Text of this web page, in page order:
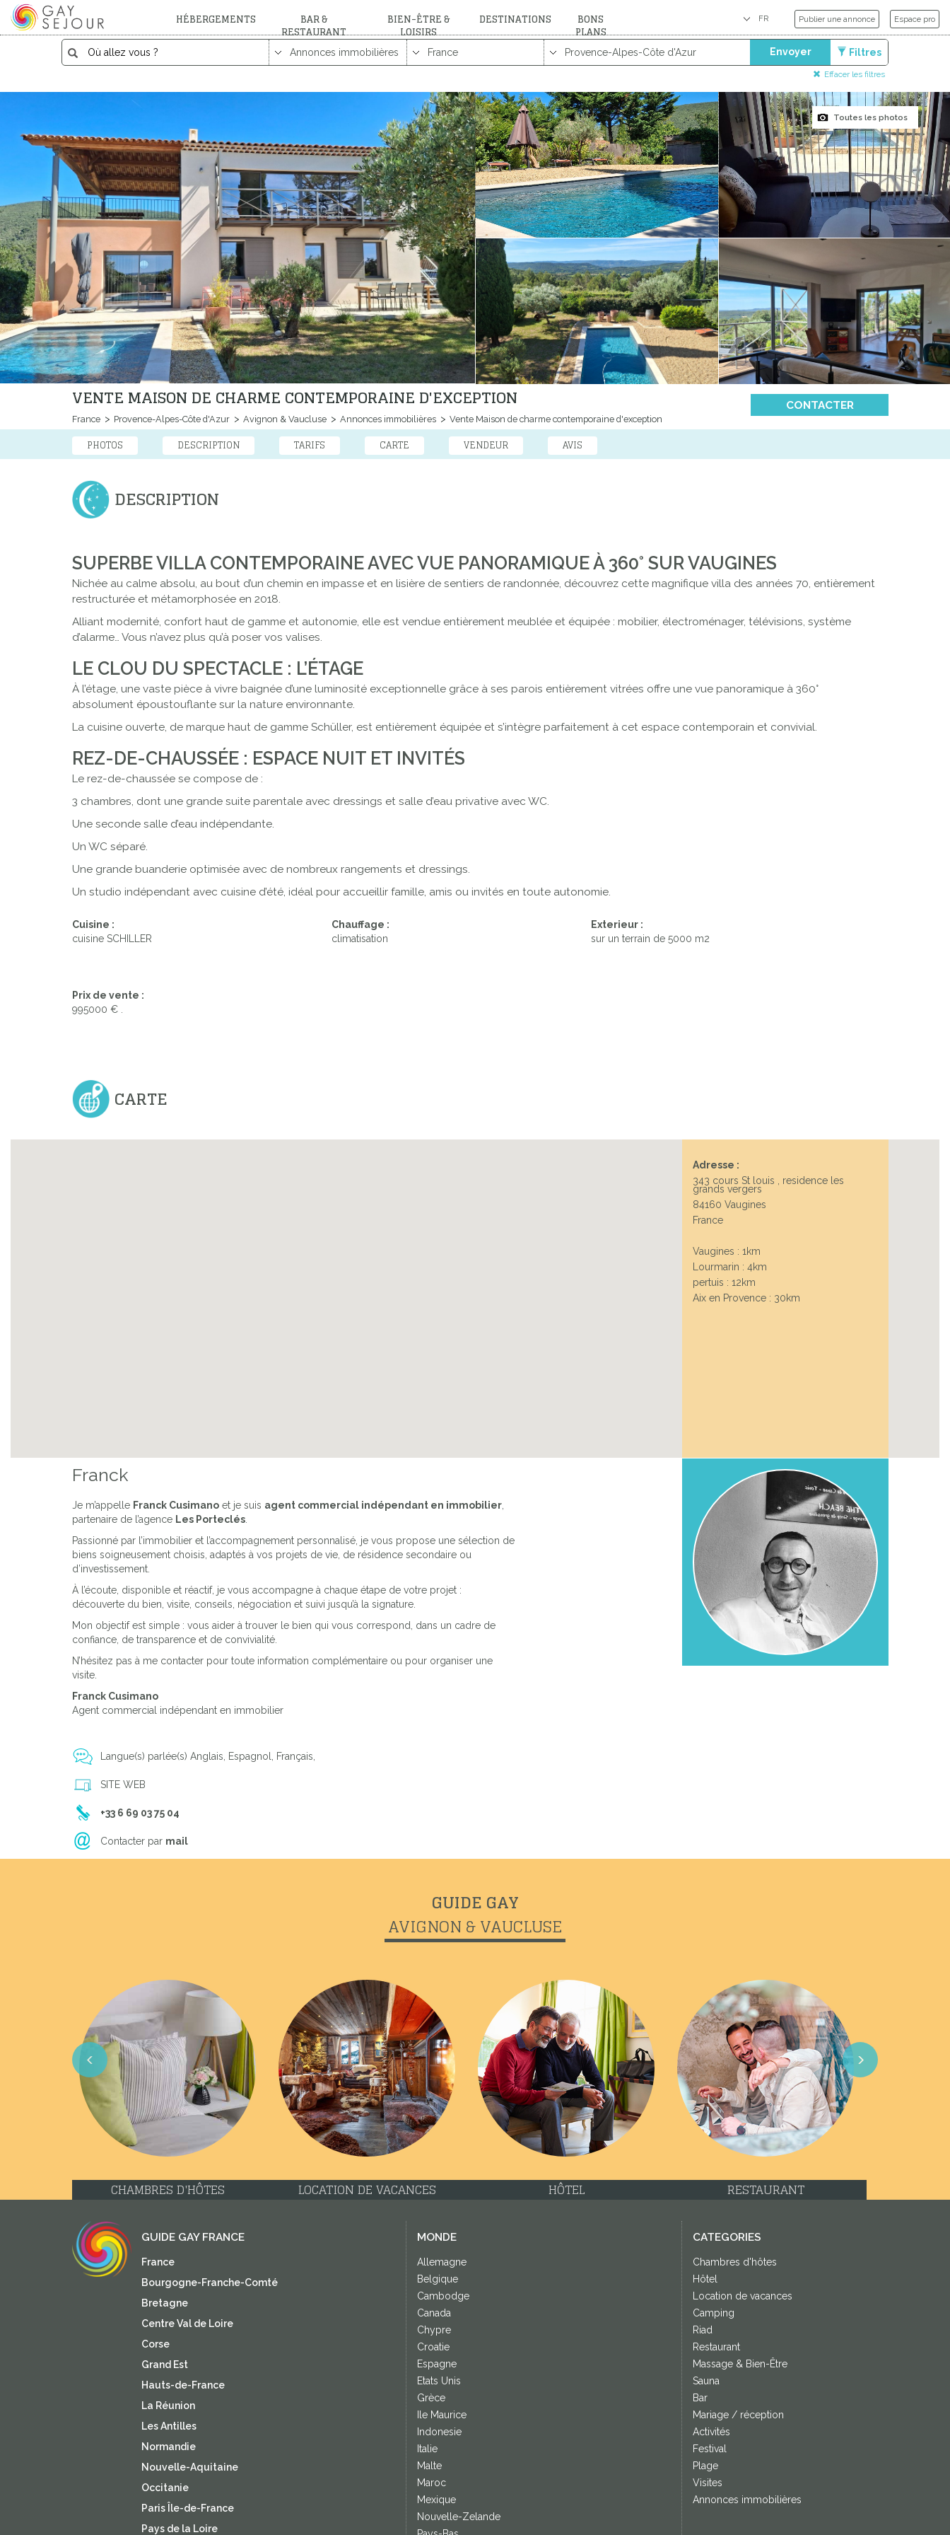
HÉBERGEMENTS BAR &
RESTAURANT
BIEN-ÊTRE &
LOISIRS
DESTINATIONS BONS
PLANS
Publier une annonce Espace pro
Envoyer Filtres
Effacer les filtres
Previous
Toutes les photos
VENTE MAISON DE CHARME CONTEMPORAINE D'EXCEPTION
France Provence-Alpes-Côte d'Azur Avignon & Vaucluse Annonces immobilières Vente Maison de charme contemporaine d'exception
CONTACTER
PHOTOS DESCRIPTION TARIFS CARTE VENDEUR AVIS
DESCRIPTION
SUPERBE VILLA CONTEMPORAINE AVEC VUE PANORAMIQUE À 360° SUR VAUGINES
Nichée au calme absolu, au bout d’un chemin en impasse et en lisière de sentiers de randonnée, découvrez cette magnifique villa des années 70, entièrement
restructurée et métamorphosée en 2018.
Alliant modernité, confort haut de gamme et autonomie, elle est vendue entièrement meublée et équipée : mobilier, électroménager, télévisions, système
d’alarme… Vous n’avez plus qu’à poser vos valises.
LE CLOU DU SPECTACLE : L’ÉTAGE
À l’étage, une vaste pièce à vivre baignée d’une luminosité exceptionnelle grâce à ses parois entièrement vitrées offre une vue panoramique à 360°
absolument époustouflante sur la nature environnante.
La cuisine ouverte, de marque haut de gamme Schüller, est entièrement équipée et s’intègre parfaitement à cet espace contemporain et convivial.
REZ-DE-CHAUSSÉE : ESPACE NUIT ET INVITÉS
Le rez-de-chaussée se compose de :
3 chambres, dont une grande suite parentale avec dressings et salle d’eau privative avec WC.
Une seconde salle d’eau indépendante.
Un WC séparé.
Une grande buanderie optimisée avec de nombreux rangements et dressings.
Un studio indépendant avec cuisine d’été, idéal pour accueillir famille, amis ou invités en toute autonomie.
Cuisine :
cuisine SCHILLER
Chauffage :
climatisation
Exterieur :
sur un terrain de 5000 m2
Prix de vente :
995000 € .
CARTE
Adresse :
343 cours St louis , residence les
grands vergers
84160 Vaugines
France
Vaugines : 1km
Lourmarin : 4km
pertuis : 12km
Aix en Provence : 30km
Franck
Je m’appelle Franck Cusimano et je suis agent commercial indépendant en immobilier
partenaire de l’agence Les Porteclés
Passionné par l’immobilier et l’accompagnement personnalisé, je vous propose une sélection de
biens soigneusement choisis, adaptés à vos projets de vie, de résidence secondaire ou
d’investissement.
À l’écoute, disponible et réactif, je vous accompagne à chaque étape de votre projet :
découverte du bien, visite, conseils, négociation et suivi jusqu’à la signature.
Mon objectif est simple : vous aider à trouver le bien qui vous correspond, dans un cadre de
confiance, de transparence et de convivialité.
N’hésitez pas à me contacter pour toute information complémentaire ou pour organiser une
visite.
Franck Cusimano
Agent commercial indépendant en immobilier
Langue(s) parlée(s) Anglais, Espagnol, Français,
SITE WEB
+33 6 69 03 75 04
Contacter par mail
GUIDE GAY
AVIGNON & VAUCLUSE
Previous Next
CHAMBRES D'HÔTES LOCATION DE VACANCES HÔTEL RESTAURANT
GUIDE GAY FRANCE
France
Bourgogne-Franche-Comté
Bretagne
Centre Val de Loire
Corse
Grand Est
Hauts-de-France
La Réunion
Les Antilles
Normandie
Nouvelle-Aquitaine
Occitanie
Paris Île-de-France
Pays de la Loire
MONDE
Allemagne
Belgique
Cambodge
Canada
Chypre
Croatie
Espagne
Etats Unis
Grèce
Ile Maurice
Indonesie
Italie
Malte
Maroc
Mexique
Nouvelle-Zelande
CATEGORIES
Chambres d'hôtes
Hôtel
Location de vacances
Camping
Riad
Restaurant
Massage & Bien-Être
Sauna
Bar
Mariage / réception
Activités
Festival
Plage
Visites
Annonces immobilières